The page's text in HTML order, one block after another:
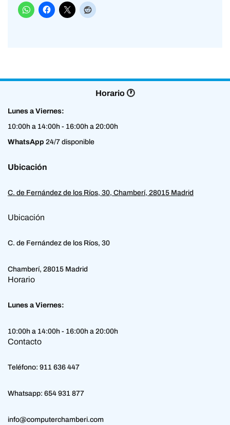
Horario 🕐
Lunes a Viernes:
10:00h a 14:00h - 16:00h a 20:00h
WhatsApp 24/7 disponible
Ubicación
C. de Fernández de los Ríos, 30, Chamberí, 28015 Madrid
Ubicación
C. de Fernández de los Ríos, 30
Chamberí, 28015 Madrid
Horario
Lunes a Viernes:
10:00h a 14:00h - 16:00h a 20:00h
Contacto
Teléfono: 911 636 447
Whatsapp: 654 931 877
info@computerchamberi.com